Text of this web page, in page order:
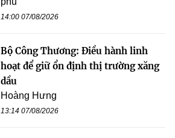
14:00 07/08/2026
Bộ Công Thương: Điều hành linh
hoạt để giữ ổn định thị trường xăng
dầu
Hoàng Hưng
13:14 07/08/2026